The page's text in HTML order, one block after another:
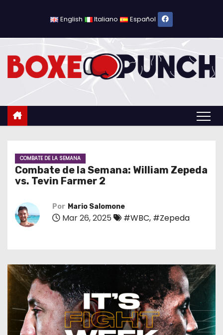
l
English Italiano Español
COMBATE DE LA SEMANA
Combate de la Semana: William Zepeda
vs. Tevin Farmer 2
Por Mario Salomone
Mar 26, 2025 #WBC, #Zepeda